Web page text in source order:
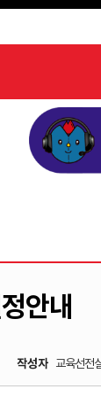
안내
작성자 교육선전